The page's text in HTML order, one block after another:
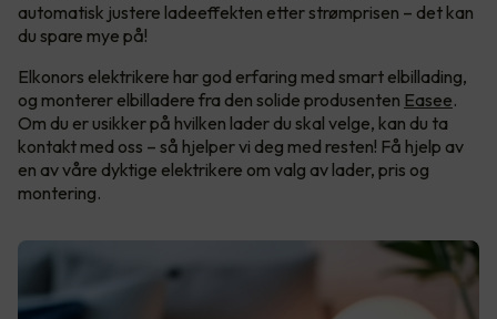
automatisk justere ladeeffekten etter strømprisen – det kan
du spare mye på!
Elkonors elektrikere har god erfaring med smart elbillading,
og monterer elbilladere fra den solide produsenten Easee.
Om du er usikker på hvilken lader du skal velge, kan du ta
kontakt med oss – så hjelper vi deg med resten! Få hjelp av
en av våre dyktige elektrikere om valg av lader, pris og
montering.